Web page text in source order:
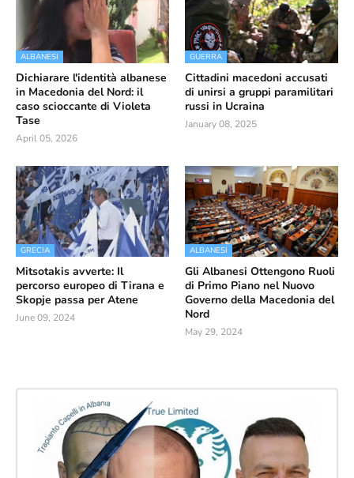
ALBANESI
Dichiarare l'identità albanese
in Macedonia del Nord: il
caso scioccante di Violeta
Tase
April 05, 2026
GUERRA
Cittadini macedoni accusati
di unirsi a gruppi paramilitari
russi in Ucraina
January 08, 2025
GRECIA
Mitsotakis avverte: Il
percorso europeo di Tirana e
Skopje passa per Atene
June 09, 2024
ALBANESI
Gli Albanesi Ottengono Ruoli
di Primo Piano nel Nuovo
Governo della Macedonia del
Nord
May 29, 2024